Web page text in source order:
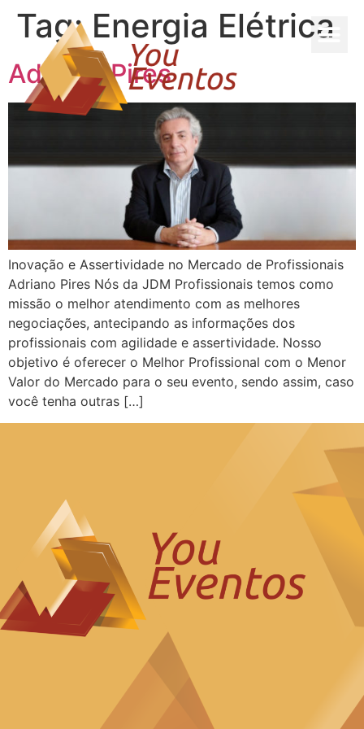
Tag:Energia Elétrica
Adriano Pires
Inovação e Assertividade no Mercado de Profissionais
Adriano Pires Nós da JDM Profissionais temos como
missão o melhor atendimento com as melhores
negociações, antecipando as informações dos
profissionais com agilidade e assertividade. Nosso
objetivo é oferecer o Melhor Profissional com o Menor
Valor do Mercado para o seu evento, sendo assim, caso
você tenha outras […]